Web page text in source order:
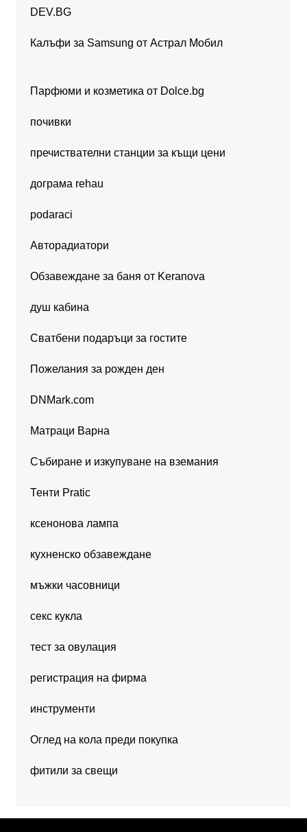
DEV.BG
Калъфи за Samsung от Астрал Мобил
Парфюми и козметика от Dolce.bg
почивки
пречиствателни станции за къщи цени
дограма rehau
podaraci
Авторадиатори
Обзавеждане за баня от Keranova
душ кабина
Сватбени подаръци за гостите
Пожелания за рожден ден
DNMark.com
Матраци Варна
Събиране и изкупуване на вземания
Тенти Pratic
ксенонова лампа
кухненско обзавеждане
мъжки часовници
секс кукла
тест за овулация
регистрация на фирма
инструменти
Оглед на кола преди покупка
фитили за свещи